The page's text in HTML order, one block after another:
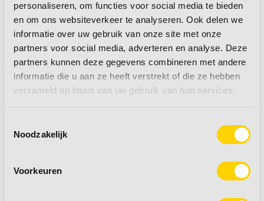
personaliseren, om functies voor social media te bieden
en om ons websiteverkeer te analyseren. Ook delen we
informatie over uw gebruik van onze site met onze
partners voor social media, adverteren en analyse. Deze
partners kunnen deze gegevens combineren met andere
informatie die u aan ze heeft verstrekt of die ze hebben
verzameld op basis van uw gebruik van hun services.
Noodzakelijk
Voorkeuren
naar producten naar producten